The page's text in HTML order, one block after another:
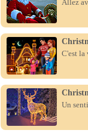
Allez
C'est la
Un